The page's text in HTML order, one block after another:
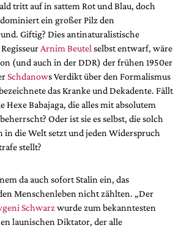
tritt auf in sattem Rot und Blau, doch
ein großer Pilz den
Giftig? Dies antinaturalistische
Arnim Beutel selbst entwarf, wäre
(und auch in der DDR) der frühen 1950er
Schdanows Verdikt über den Formalismus
das Kranke und Dekadente. Fällt
Hexe Babajaga, die alles mit absolutem
Oder ist sie es selbst, die solch
in die Welt setzt und jeden Widerspruch
stellt?
da auch sofort Stalin ein, das
Menschenleben nicht zählten. „Der
Schwarzwurde zum bekanntesten
launischen Diktator, der alle